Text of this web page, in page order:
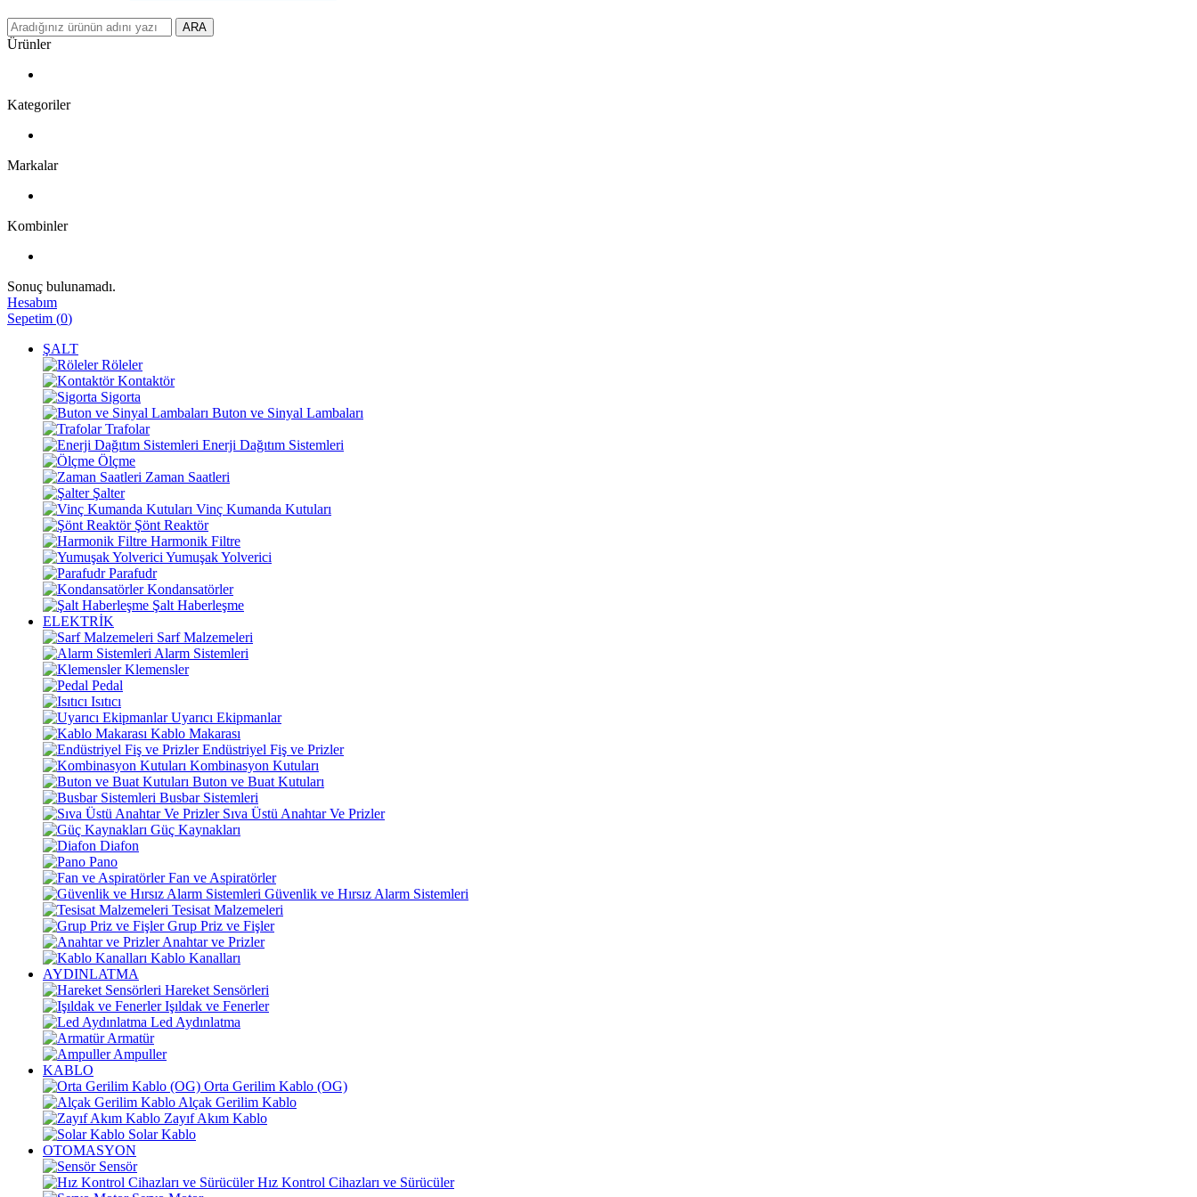
ARA
Ürünler
Kategoriler
Markalar
Kombinler
Sonuç bulunamadı.
Hesabım
Sepetim (0)
ŞALT
Röleler
Kontaktör
Sigorta
Buton ve Sinyal Lambaları
Trafolar
Enerji Dağıtım Sistemleri
Ölçme
Zaman Saatleri
Şalter
Vinç Kumanda Kutuları
Şönt Reaktör
Harmonik Filtre
Yumuşak Yolverici
Parafudr
Kondansatörler
Şalt Haberleşme
ELEKTRİK
Sarf Malzemeleri
Alarm Sistemleri
Klemensler
Pedal
Isıtıcı
Uyarıcı Ekipmanlar
Kablo Makarası
Endüstriyel Fiş ve Prizler
Kombinasyon Kutuları
Buton ve Buat Kutuları
Busbar Sistemleri
Sıva Üstü Anahtar Ve Prizler
Güç Kaynakları
Diafon
Pano
Fan ve Aspiratörler
Güvenlik ve Hırsız Alarm Sistemleri
Tesisat Malzemeleri
Grup Priz ve Fişler
Anahtar ve Prizler
Kablo Kanalları
AYDINLATMA
Hareket Sensörleri
Işıldak ve Fenerler
Led Aydınlatma
Armatür
Ampuller
KABLO
Orta Gerilim Kablo (OG)
Alçak Gerilim Kablo
Zayıf Akım Kablo
Solar Kablo
OTOMASYON
Sensör
Hız Kontrol Cihazları ve Sürücüler